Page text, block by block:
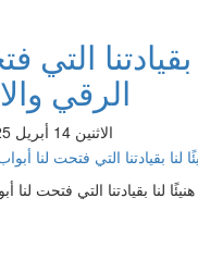
التي
الرقي
الاثنين 14 أبريل 2025 11:59 مساءً
لنا بقيادتنا التي فتحت لنا